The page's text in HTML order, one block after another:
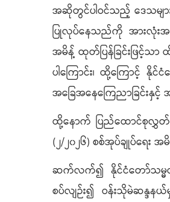
အဆိုတွင်ပါဝင်သည့် ဒေသများ
ပြုလုပ်နေသည်ကို အားလုံးအသိ
အမိန့် ထုတ်ပြန်ခြင်းဖြင့်သာ
ပါကြောင်း၊ ထို့ကြောင့်
အခြေအနေကြေညာခြင်း
ထို့နောက် ပြည်ထောင်စုလွှတ်
(၂/၂၀၂၆) စစ်အုပ်ချုပ်ရ
ဆက်လက်၍ နိုင်ငံတော်သမ္မတ
စပ်လျဉ်း၍ ဝန်းသိုမဲဆန္ဒ